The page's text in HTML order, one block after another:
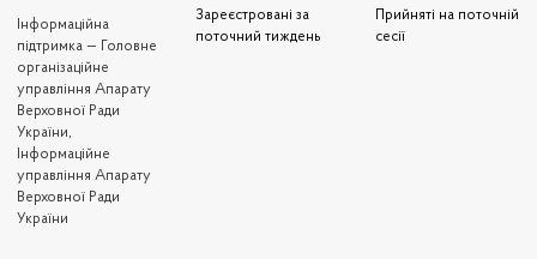
Iнформаційна
підтримка — Головне
організаційне
управління Апарату
Верховної Ради
України,
Інформаційне
управління Апарату
Верховної Ради
України
Зареєстровані за
поточний тиждень
Прийняті на поточній
сесії